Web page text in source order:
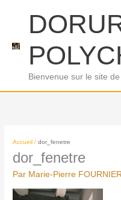
Bienvenue sur le site
Accueil dor_fenetre
dor_fenetre
Par Marie-Pierre